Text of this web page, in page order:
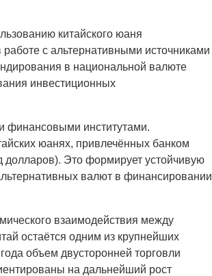
китайского юаня
с альтернативными источниками
в национальной валюте
инвестиционных
финансовыми институтами.
юанях, привлечённых банком
долларов). Это формирует устойчивую
валют в финансировании
взаимодействия между
остаётся одним из крупнейших
объем двусторонней торговли
на дальнейший рост